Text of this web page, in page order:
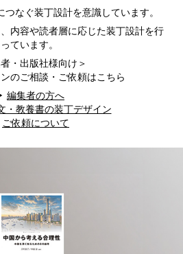
なぐ装丁設計を意識しています。
内容や読者層に応じた装丁設計を行
っています。
・出版社様向け＞
のご相談・ご依頼はこちら
編集者の方へ
・教養書の装丁デザイン
ご依頼について